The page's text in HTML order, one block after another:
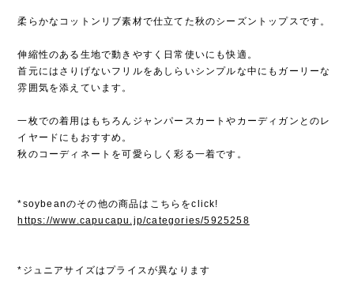
柔らかなコットンリブ素材で仕立てた秋のシーズントップスです。
伸縮性のある生地で動きやすく日常使いにも快適。
首元にはさりげないフリルをあしらいシンプルな中にもガーリーな
雰囲気を添えています。
一枚での着用はもちろんジャンパースカートやカーディガンとのレ
イヤードにもおすすめ。
秋のコーディネートを可愛らしく彩る一着です。
*soybeanのその他の商品はこちらをclick!
https://www.capucapu.jp/categories/5925258
*ジュニアサイズはプライスが異なります